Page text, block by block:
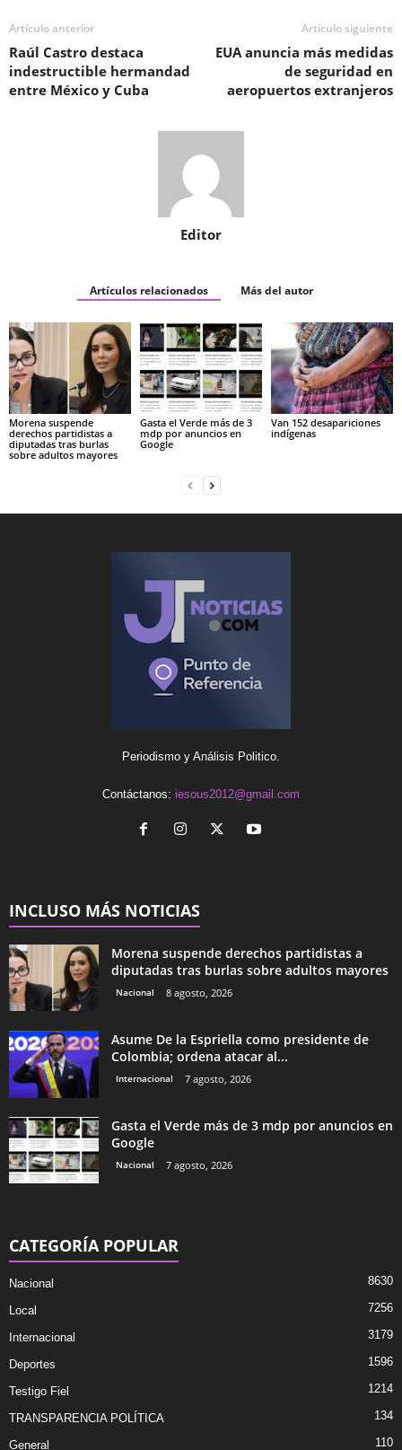
Artículo anterior
Raúl Castro destaca
indestructible hermandad
entre México y Cuba
Artículo siguiente
EUA anuncia más medidas
de seguridad en
aeropuertos extranjeros
Editor
Artículos relacionados Más del autor
Morena suspende
derechos partidistas a
diputadas tras burlas
sobre adultos mayores
Gasta el Verde más de 3
mdp por anuncios en
Google
Van 152 desapariciones
indígenas
Periodismo y Análisis Politico.
Contáctanos: iesous2012@gmail.com
INCLUSO MÁS NOTICIAS
Morena suspende derechos partidistas a
diputadas tras burlas sobre adultos mayores
Nacional 8 agosto, 2026
Asume De la Espriella como presidente de
Colombia; ordena atacar al...
Internacional 7 agosto, 2026
Gasta el Verde más de 3 mdp por anuncios en
Google
Nacional 7 agosto, 2026
CATEGORÍA POPULAR
Nacional 8630
Local 7256
Internacional 3179
Deportes 1596
Testigo Fiel 1214
TRANSPARENCIA POLÍTICA 134
General 110